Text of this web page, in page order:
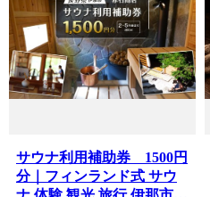
サウナ利用補助券 1500円
分｜フィンランド式 サウ